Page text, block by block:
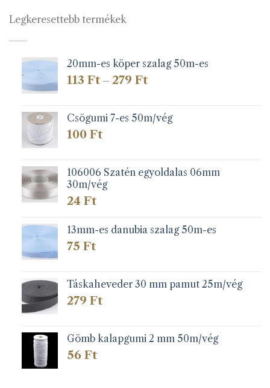
Legkeresettebb termékek
20mm-es köper szalag 50m-es
113 Ft – 279 FtÁrtartomány:
279 Ft
Csögumi 7-es 50m/vég
100 Ft
106006 Szatén egyoldalas 06mm
30m/vég
24 Ft
13mm-es danubia szalag 50m-es
75 Ft
Táskaheveder 30 mm pamut 25m/vég
279 Ft
Gömb kalapgumi 2 mm 50m/vég
56 Ft